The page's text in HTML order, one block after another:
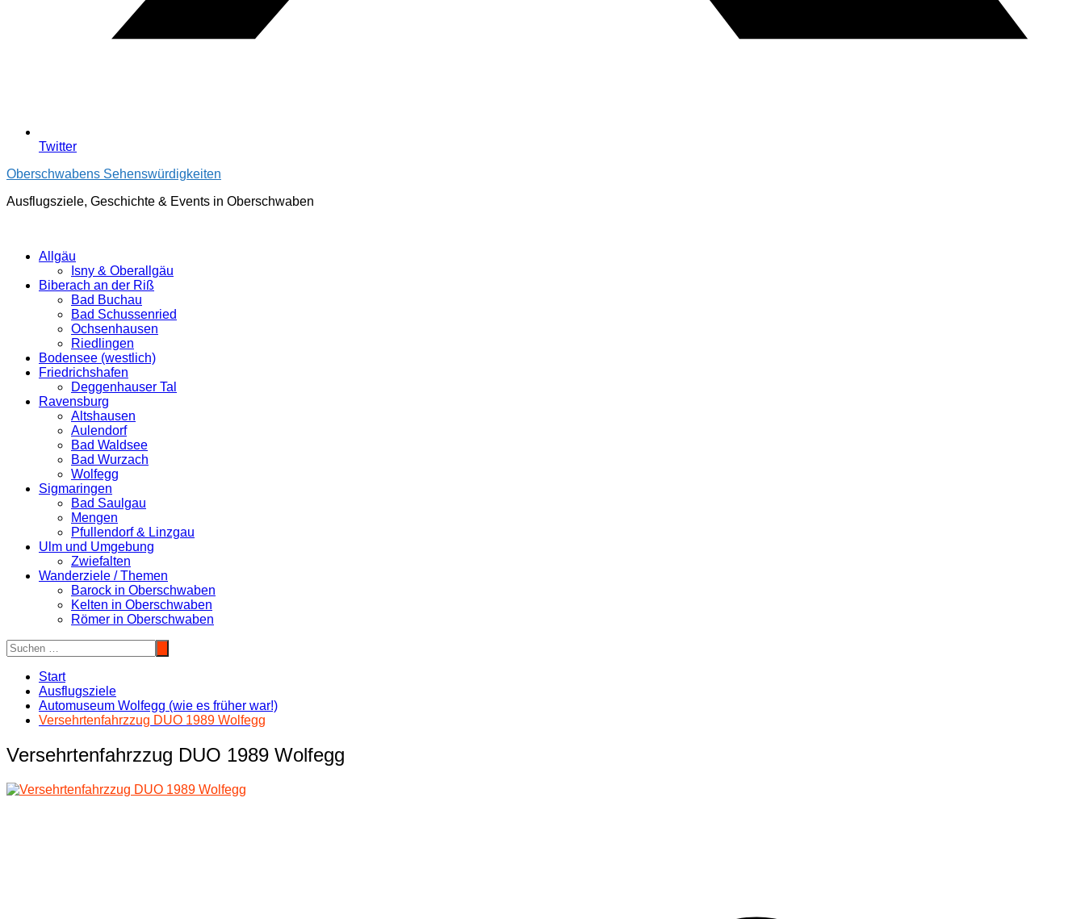
Twitter
Oberschwabens Sehenswürdigkeiten
Ausflugsziele, Geschichte & Events in Oberschwaben
Allgäu
Isny & Oberallgäu
Biberach an der Riß
Bad Buchau
Bad Schussenried
Ochsenhausen
Riedlingen
Bodensee (westlich)
Friedrichshafen
Deggenhauser Tal
Ravensburg
Altshausen
Aulendorf
Bad Waldsee
Bad Wurzach
Wolfegg
Sigmaringen
Bad Saulgau
Mengen
Pfullendorf & Linzgau
Ulm und Umgebung
Zwiefalten
Wanderziele / Themen
Barock in Oberschwaben
Kelten in Oberschwaben
Römer in Oberschwaben
Start
Ausflugsziele
Automuseum Wolfegg (wie es früher war!)
Versehrtenfahrzzug DUO 1989 Wolfegg
Versehrtenfahrzzug DUO 1989 Wolfegg